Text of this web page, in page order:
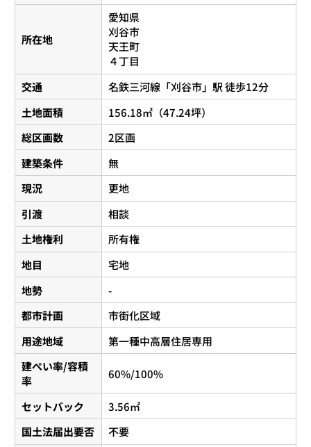
所在地
愛知県
刈谷市
天王町
４丁目
交通
名鉄三河線 「刈谷市」駅 徒歩12分
土地面積
156.18㎡（47.24坪）
総区画数
2区画
建築条件
無
現況
更地
引渡
相談
土地権利
所有権
地目
宅地
地勢
-
都市計画
市街化区域
用途地域
第一種中高層住居専用
建ぺい率/容積
率
60%/100%
セットバック
3.56㎡
国土法届出要否
不要